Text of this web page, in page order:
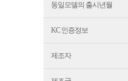
동일모델의 출시년월
KC 인증정보
제조자